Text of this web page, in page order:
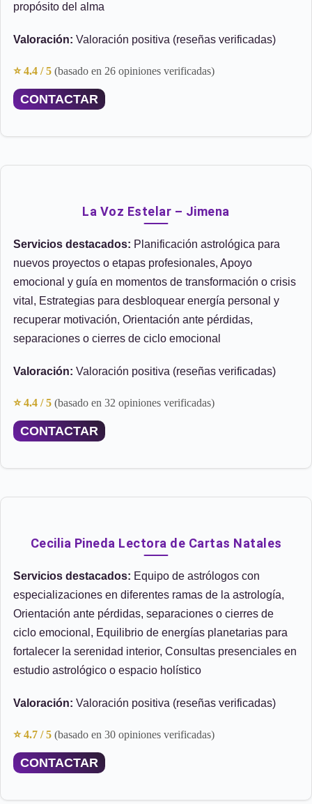
propósito del alma
Valoración: Valoración positiva (reseñas verificadas)
⭐ 4.4 / 5 (basado en 26 opiniones verificadas)
CONTACTAR
La Voz Estelar – Jimena
Servicios destacados: Planificación astrológica para
nuevos proyectos o etapas profesionales, Apoyo
emocional y guía en momentos de transformación o crisis
vital, Estrategias para desbloquear energía personal y
recuperar motivación, Orientación ante pérdidas,
separaciones o cierres de ciclo emocional
Valoración: Valoración positiva (reseñas verificadas)
⭐ 4.4 / 5 (basado en 32 opiniones verificadas)
CONTACTAR
Cecilia Pineda Lectora de Cartas Natales
Servicios destacados: Equipo de astrólogos con
especializaciones en diferentes ramas de la astrología,
Orientación ante pérdidas, separaciones o cierres de
ciclo emocional, Equilibrio de energías planetarias para
fortalecer la serenidad interior, Consultas presenciales en
estudio astrológico o espacio holístico
Valoración: Valoración positiva (reseñas verificadas)
⭐ 4.7 / 5 (basado en 30 opiniones verificadas)
CONTACTAR